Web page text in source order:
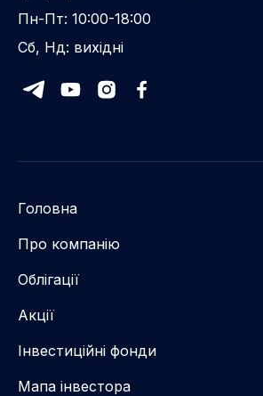
Пн-Пт: 10:00-18:00
Сб, Нд: вихідні
Головна
Про компанію
Облігації
Акції
Інвестиційні фонди
Мапа інвестора